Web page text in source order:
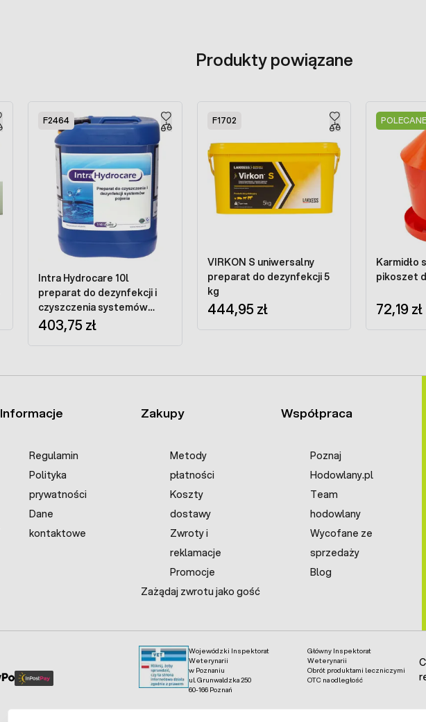
Produkty powiązane
F2464
Intra Hydrocare 10l
preparat do dezynfekcji i
czyszczenia systemów
pojenia
403,75 zł
F1702
VIRKON S uniwersalny
preparat do dezynfekcji 5
kg
444,95 zł
POLECANE
Karmidło
pikoszet
72,19 zł
Informacje
Regulamin
Polityka
prywatności
Dane
kontaktowe
Zakupy
Metody
płatności
Koszty
dostawy
Zwroty i
reklamacje
Promocje
Zażądaj zwrotu jako gość
Współpraca
Poznaj
Hodowlany.pl
Team
hodowlany
Wycofane ze
sprzedaży
Blog
Wojewódzki Inspektorat
Weterynarii
w Poznaniu
ul. Grunwaldzka 250
60-166 Poznań
Główny Inspektorat
Weterynarii
Obrót produktami leczniczymi
OTC na odległość